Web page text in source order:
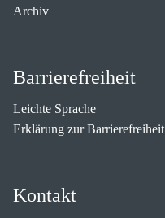
Archiv
Barrierefreiheit
Leichte Sprache
Erklärung zur Barrierefreiheit
Kontakt